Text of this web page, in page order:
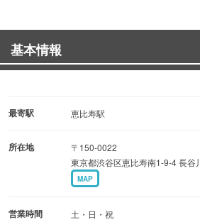
■コーヒーに合うこだわりのラザニア■
日本ではミートソースのラザニアが
色鮮やかな食材を使用したコーヒー
ラザニアをご注文のお客様には、本
ルカムコーヒー2種を
お食事前に提供いたします。
基本情報
最寄駅 恵比寿駅
所在地
〒150-0022
東京都渋谷区恵比寿南1-9-4 長谷
MAP
営業時間
土・日・祝